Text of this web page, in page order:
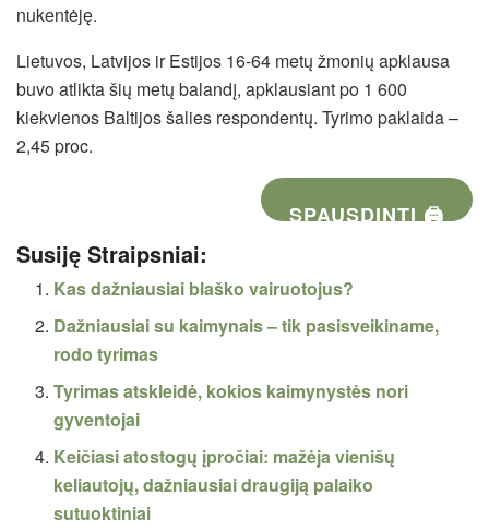
nukentėję.
Lietuvos, Latvijos ir Estijos 16-64 metų žmonių apklausa
buvo atlikta šių metų balandį, apklausiant po 1 600
kiekvienos Baltijos šalies respondentų. Tyrimo paklaida –
2,45 proc.
SPAUSDINTI 🖨
Susiję Straipsniai:
Kas dažniausiai blaško vairuotojus?
Dažniausiai su kaimynais – tik pasisveikiname,
rodo tyrimas
Tyrimas atskleidė, kokios kaimynystės nori
gyventojai
Keičiasi atostogų įpročiai: mažėja vienišų
keliautojų, dažniausiai draugiją palaiko
sutuoktiniai